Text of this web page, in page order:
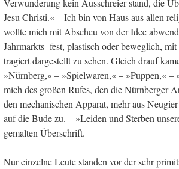
Verwunderung kein Ausschreier stand, die
Jesu Christi.« – Ich bin von Haus aus allen
wollte mich mit Abscheu von der Idee
Jahrmarkts- fest, plastisch oder beweglich,
tragiert dargestellt zu sehen. Gleich drauf
»Nürnberg,« – »Spielwaren,« – »Puppen,«
mich des großen Rufes, den die Nürnberger
den mechanischen Apparat, mehr aus
auf die Bude zu. – »Leiden und Sterben
gemalten Überschrift.
Nur einzelne Leute standen vor der sehr